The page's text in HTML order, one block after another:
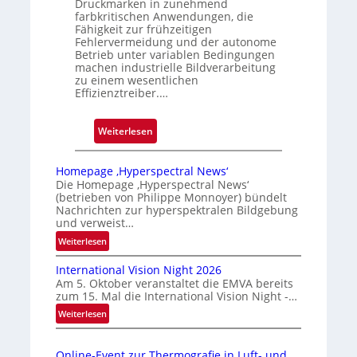
n
g
a
u
s
Druckmarken in zunehmend
farbkritischen Anwendungen, die
Fähigkeit zur frühzeitigen
Fehlervermeidung und der autonome
Betrieb unter variablen Bedingungen
machen industrielle Bildverarbeitung
zu einem wesentlichen
Effizienztreiber.…
Weiterlesen
Z
v
e
r
s
i
e
D
Homepage ‚Hyperspectral News‘
Die Homepage ‚Hyperspectral News‘
(betrieben von Philippe Monnoyer) bündelt
Nachrichten zur hyperspektralen Bildgebung
und verweist…
Weiterlesen:
H
o
m
e
p
a
International Vision Night 2026
Am 5. Oktober veranstaltet die EMVA bereits
zum 15. Mal die International Vision Night -…
Weiterlesen:
I